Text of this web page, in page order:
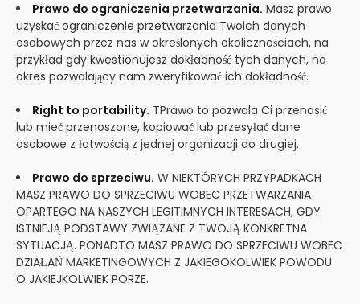
Prawo do ograniczenia przetwarzania. Masz prawo
uzyskać ograniczenie przetwarzania Twoich danych
osobowych przez nas w określonych okolicznościach, na
przykład gdy kwestionujesz dokładność tych danych, na
okres pozwalający nam zweryfikować ich dokładność.
Right to portability. TPrawo to pozwala Ci przenosić
lub mieć przenoszone, kopiować lub przesyłać dane
osobowe z łatwością z jednej organizacji do drugiej.
Prawo do sprzeciwu. W NIEKTÓRYCH PRZYPADKACH
MASZ PRAWO DO SPRZECIWU WOBEC PRZETWARZANIA
OPARTEGO NA NASZYCH LEGITIMNYCH INTERESACH, GDY
ISTNIEJĄ PODSTAWY ZWIĄZANE Z TWOJĄ KONKRETNA
SYTUACJĄ. PONADTO MASZ PRAWO DO SPRZECIWU WOBEC
DZIAŁAŃ MARKETINGOWYCH Z JAKIEGOKOLWIEK POWODU
O JAKIEJKOLWIEK PORZE.